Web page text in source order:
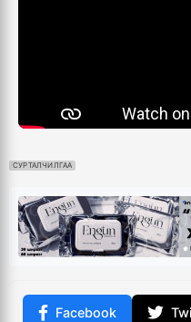
СУРТАЛЧИЛГАА
Facebook